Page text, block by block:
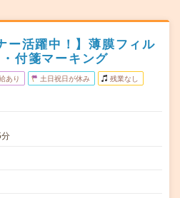
ー活躍中！】薄膜フィル
付箋マーキング
あり 土日祝日が休み 残業なし